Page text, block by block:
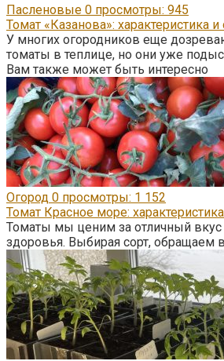
Пасленовые 0 просмотры: 945
Томат «Казанова»: характеристика и
У многих огородников еще
томаты в теплице, но они уже
Вам также может быть интересно
Огород 0 просмотры: 1 152
Томат Красное море:
Томаты мы ценим за отличный вкус
здоровья. Выбирая сорт, обращаем